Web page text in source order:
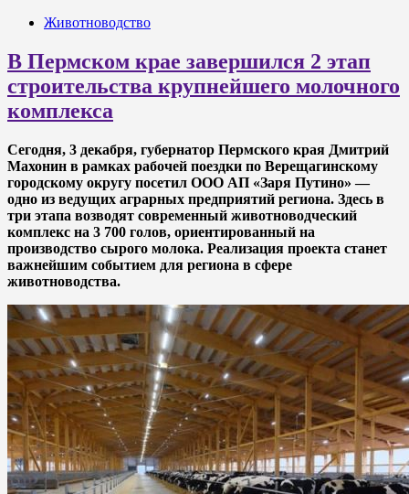
Животноводство
В Пермском крае завершился 2 этап
строительства крупнейшего молочного
комплекса
Сегодня, 3 декабря, губернатор Пермского края Дмитрий
Махонин в рамках рабочей поездки по Верещагинскому
городскому округу посетил ООО АП «Заря Путино» —
одно из ведущих аграрных предприятий региона. Здесь в
три этапа возводят современный животноводческий
комплекс на 3 700 голов, ориентированный на
производство сырого молока. Реализация проекта станет
важнейшим событием для региона в сфере
животноводства.